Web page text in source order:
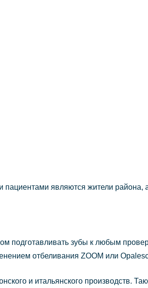
являются жители района,
подготавливать зубы к любым
отбеливания ZOOM или
и итальянского производств.